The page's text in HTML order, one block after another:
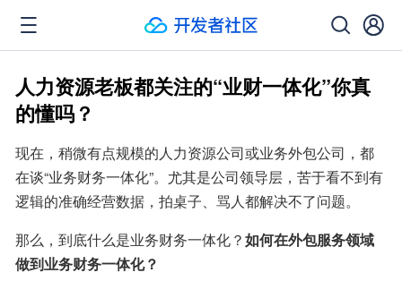
人力资源老板都关注的“业财一体化”你真
的懂吗？
现在，稍微有点规模的人力资源公司或业务外包公司，都
在谈“业务财务一体化”。尤其是公司领导层，苦于看不到有
逻辑的准确经营数据，拍桌子、骂人都解决不了问题。
那么，到底什么是业务财务一体化？如何在外包服务领域
做到业务财务一体化？